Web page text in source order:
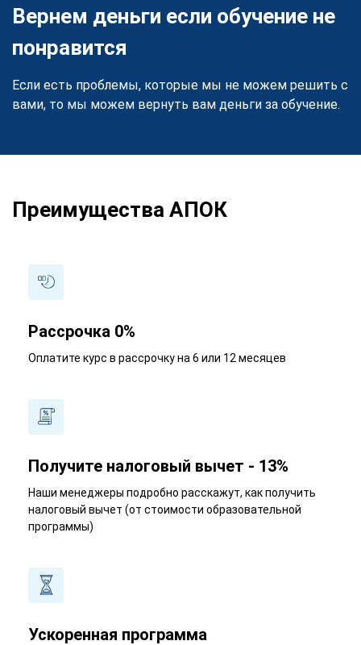
Вернем деньги если обучение не
понравится
Если есть проблемы, которые мы не можем решить с
вами, то мы можем вернуть вам деньги за обучение.
Преимущества АПОК
Рассрочка 0%
Оплатите курс в рассрочку на 6 или 12 месяцев
Получите налоговый вычет - 13%
Наши менеджеры подробно расскажут, как получить
налоговый вычет (от стоимости образовательной
программы)
Ускоренная программа